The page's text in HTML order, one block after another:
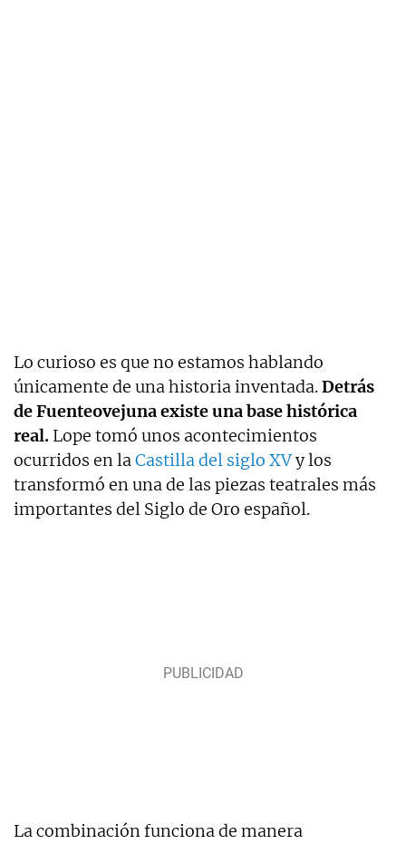
Lo curioso es que no estamos hablando
únicamente de una historia inventada.Detrás
de Fuenteovejuna existe una base histórica
real. Lope tomó unos acontecimientos
ocurridos en laCastilla del siglo XVy los
transformó en una de las piezas teatrales más
importantes del Siglo de Oro español.
La combinación funciona de manera